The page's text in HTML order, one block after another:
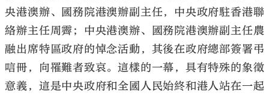
央港澳辦、國務院港澳辦副主任，中央政府駐香港聯
絡辦主任周霽；中央港澳辦、國務院港澳辦副主任農
融出席特區政府的悼念活動，其後在政府總部簽署弔
唁冊，向罹難者致哀。這樣的一幕，具有特殊的象徵
意義，這是中央政府和全國人民始終和港人站在一起